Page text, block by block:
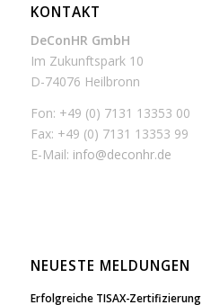
KONTAKT
DeConHR GmbH
Im Zukunftspark 10
D-74076 Heilbronn
Fon: +49 (0) 7131 13353 00
Fax: +49 (0) 7131 13353 99
E-Mail: info@deconhr.de
NEUESTE MELDUNGEN
Erfolgreiche TISAX-Zertifizierung